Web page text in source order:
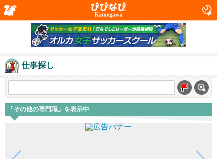
Kamogawa
仕事探し
「その他の専門職」を表示中